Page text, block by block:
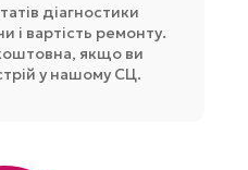
діагностики
і вартість ремонту.
якщо ви
у нашому СЦ.